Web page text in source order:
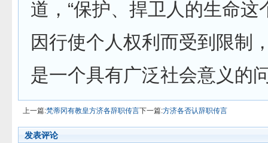
道，“保护、捍卫人的生命这
因行使个人权利而受到限制
是一个具有广泛社会意义的
上一篇:梵蒂冈有教皇方济各辞职传言下一篇:方济各否认辞职传言
发表评论